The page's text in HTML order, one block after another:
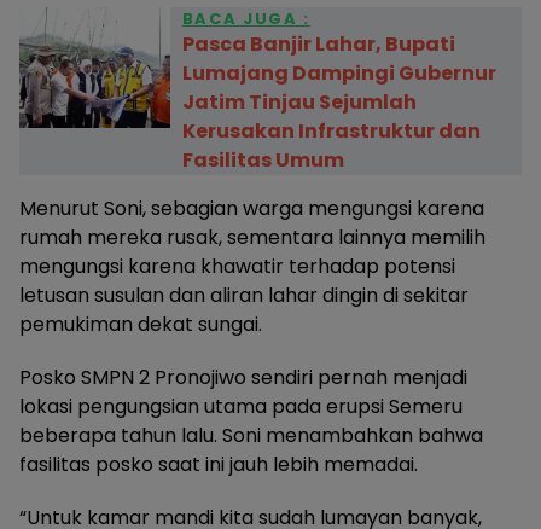
BACA JUGA :
Pasca Banjir Lahar, Bupati
Lumajang Dampingi Gubernur
Jatim Tinjau Sejumlah
Kerusakan Infrastruktur dan
Fasilitas Umum
Menurut Soni, sebagian warga mengungsi karena
rumah mereka rusak, sementara lainnya memilih
mengungsi karena khawatir terhadap potensi
letusan susulan dan aliran lahar dingin di sekitar
pemukiman dekat sungai.
Posko SMPN 2 Pronojiwo sendiri pernah menjadi
lokasi pengungsian utama pada erupsi Semeru
beberapa tahun lalu. Soni menambahkan bahwa
fasilitas posko saat ini jauh lebih memadai.
“Untuk kamar mandi kita sudah lumayan banyak,